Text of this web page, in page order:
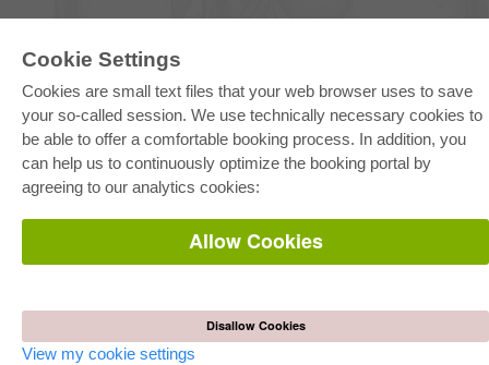
Cookie Settings
Cookies are small text files that your web browser uses to save
your so-called session. We use technically necessary cookies to
be able to offer a comfortable booking process. In addition, you
can help us to continuously optimize the booking portal by
agreeing to our analytics cookies:
Allow Cookies
Disallow Cookies
View my cookie settings
E-COLLECTION
Full Package
Pick & Choose
E-Book Delivery
Terms
Publish dissertation